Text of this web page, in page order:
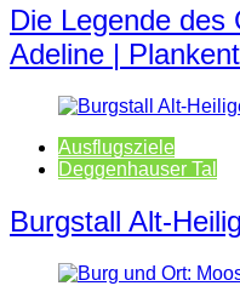
Die Legende des
Adeline |
Ausflugsziele
Deggenhauser Tal
Burgstall Alt-